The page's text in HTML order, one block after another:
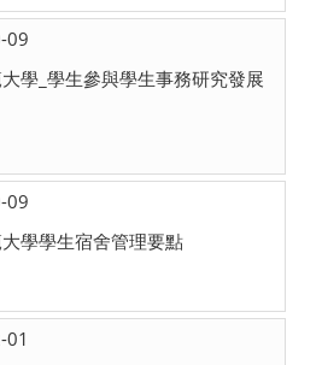
09
學_學生參與學生事務研究發展
09
學學生宿舍管理要點
01